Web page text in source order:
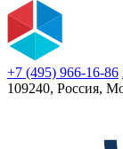
+7 (495) 966-16-86
109240, Россия,